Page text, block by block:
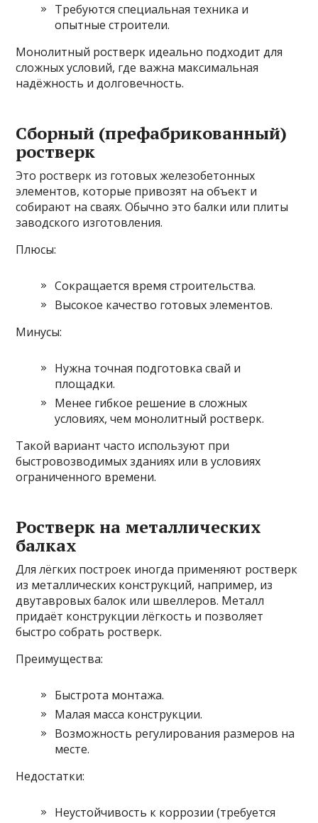
Требуются специальная техника и
опытные строители.
Монолитный ростверк идеально подходит для
сложных условий, где важна максимальная
надёжность и долговечность.
Сборный (префабрикованный)
ростверк
Это ростверк из готовых железобетонных
элементов, которые привозят на объект и
собирают на сваях. Обычно это балки или плиты
заводского изготовления.
Плюсы:
Сокращается время строительства.
Высокое качество готовых элементов.
Минусы:
Нужна точная подготовка свай и
площадки.
Менее гибкое решение в сложных
условиях, чем монолитный ростверк.
Такой вариант часто используют при
быстровозводимых зданиях или в условиях
ограниченного времени.
Ростверк на металлических
балках
Для лёгких построек иногда применяют ростверк
из металлических конструкций, например, из
двутавровых балок или швеллеров. Металл
придаёт конструкции лёгкость и позволяет
быстро собрать ростверк.
Преимущества:
Быстрота монтажа.
Малая масса конструкции.
Возможность регулирования размеров на
месте.
Недостатки:
Неустойчивость к коррозии (требуется